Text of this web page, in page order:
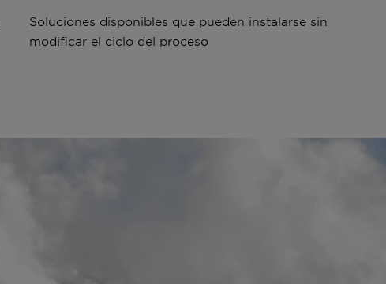
Soluciones disponibles que pueden instalarse sin
modificar el ciclo del proceso